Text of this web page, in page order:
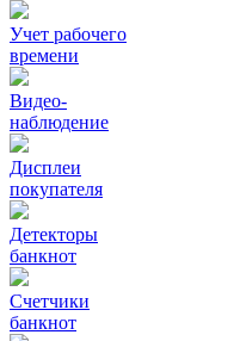
Учет рабочего
времени
Видео‑
наблюдение
Дисплеи
покупателя
Детекторы
банкнот
Счетчики
банкнот